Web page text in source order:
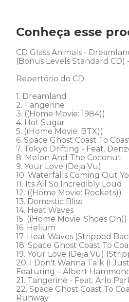
Conheça esse
CD Glass Animals -
(Bonus Levels Standard
Repertório do CD:
1. Dreamland
2. Tangerine
3. ((Home Movie: 1984))
4. Hot Sugar
5. ((Home Movie: BTX))
6. Space Ghost Coast To
7. Tokyo Drifting - Feat.
8. Melon And The Coconut
9. Your Love (Deja Vu)
10. Waterfalls Coming Out
11. Its All So Incredibly Loud
12. ((Home Movie: Rockets))
13. Domestic Bliss
14. Heat Waves
15. ((Home Movie: Shoes On))
16. Helium
17. Heat Waves (Stripped
18. Space Ghost Coast To
19. Your Love (Deja Vu)
20. I Don't Wanna Talk (I
Featuring – Albert
21. Tangerine - Feat. Arlo
22. Space Ghost Coast To
Runway